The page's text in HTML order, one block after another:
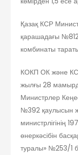
Қазақ КСР
қарашадағы №812
комбинаты
КОКП ОК және
жылғы 28
Министрлер
№392 қаулысын
министрлігінің
өнеркәсібін
туралы» №253/1